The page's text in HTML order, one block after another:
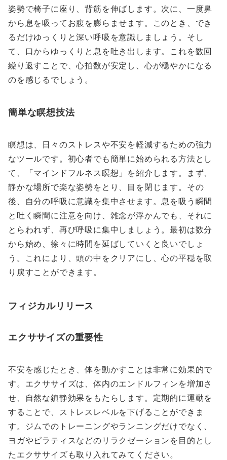
姿勢で椅子に座り、背筋を伸ばします。次に、一度鼻
から息を吸ってお腹を膨らませます。このとき、でき
るだけゆっくりと深い呼吸を意識しましょう。そし
て、口からゆっくりと息を吐き出します。これを数回
繰り返すことで、心拍数が安定し、心が穏やかになる
のを感じるでしょう。
簡単な瞑想技法
瞑想は、日々のストレスや不安を軽減するための強力
なツールです。初心者でも簡単に始められる方法とし
て、「マインドフルネス瞑想」を紹介します。まず、
静かな場所で楽な姿勢をとり、目を閉じます。その
後、自分の呼吸に意識を集中させます。息を吸う瞬間
と吐く瞬間に注意を向け、雑念が浮かんでも、それに
とらわれず、再び呼吸に集中しましょう。最初は数分
から始め、徐々に時間を延ばしていくと良いでしょ
う。これにより、頭の中をクリアにし、心の平穏を取
り戻すことができます。
フィジカルリリース
エクササイズの重要性
不安を感じたとき、体を動かすことは非常に効果的で
す。エクササイズは、体内のエンドルフィンを増加さ
せ、自然な鎮静効果をもたらします。定期的に運動を
することで、ストレスレベルを下げることができま
す。ジムでのトレーニングやランニングだけでなく、
ヨガやピラティスなどのリラクゼーションを目的とし
たエクササイズも取り入れてみてください。